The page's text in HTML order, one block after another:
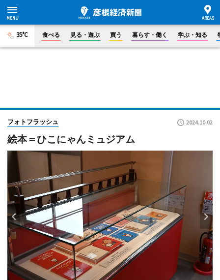
35°C 食べる 見る・遊ぶ 買う 暮らす・働く 学ぶ・知る
フォトフラッシュ 2024.10.02
絵本＝ひこにゃんミュジアム